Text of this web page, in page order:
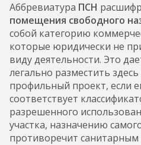
Аббревиатура ПСН
помещения свободного
собой категорию
которые юридически не
виду деятельности. Это
легально разместить
профильный проект, если
соответствует
разрешенного
участка, назначению
противоречит